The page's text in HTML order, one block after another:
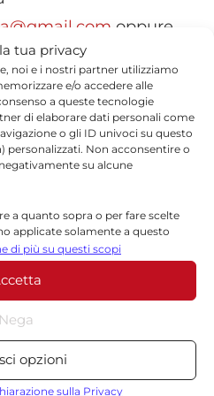
tua privacy
noi e i nostri partner utilizziamo
e/o accedere alle
a queste tecnologie
di elaborare dati personali come
o gli ID univoci su questo
personalizzati. Non acconsentire o
su alcune
a quanto sopra o per fare scelte
applicate solamente a questo
in qualsiasi momento,
i pulsanti della Cookie
gestione del consenso nella parte
e/o accedervi, Misurare le
le prestazioni dei contenuti,
di più su questi scopi
Nega
opzioni
sulla Privacy
oppure
CULTURA
del quotidiano e
delle notizie.